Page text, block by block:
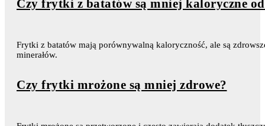
Czy frytki z batatów są mniej kaloryczne
Frytki z batatów mają porównywalną kaloryczność, ale są
minerałów.
Czy frytki mrożone są mniej zdrowe?